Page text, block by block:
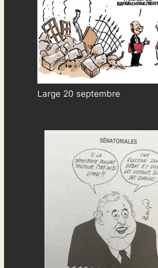
Large 20 septembre